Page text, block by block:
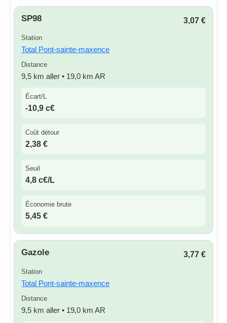
SP98 3,07 €
Station
Total Pont-sainte-maxence
Distance
9,5 km aller • 19,0 km AR
Écart/L
-10,9 c€
Coût détour
2,38 €
Seuil
4,8 c€/L
Économie brute
5,45 €
Gazole 3,77 €
Station
Total Pont-sainte-maxence
Distance
9,5 km aller • 19,0 km AR